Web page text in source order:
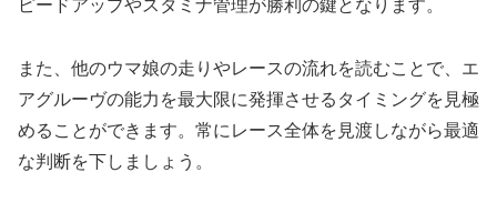
ピードアップやスタミナ管理が勝利の鍵となります。
また、他のウマ娘の走りやレースの流れを読むことで、エ
アグルーヴの能力を最大限に発揮させるタイミングを見極
めることができます。常にレース全体を見渡しながら最適
な判断を下しましょう。